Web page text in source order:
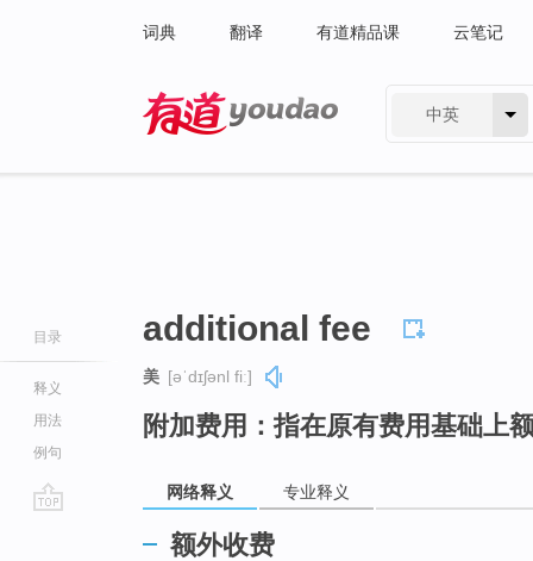
词典 翻译 有道精品课 云笔记
中英
目录
释义
用法
例句
additional fee
美 [əˈdɪʃənl fiː]
附加费用：指在原有费用基础上
网络释义 专业释义
额外收费